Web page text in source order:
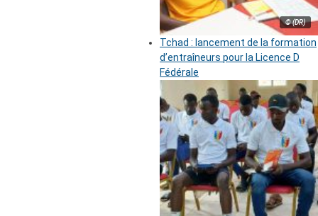
© (DR)
Tchad : lancement de la formation
d’entraîneurs pour la Licence D
Fédérale